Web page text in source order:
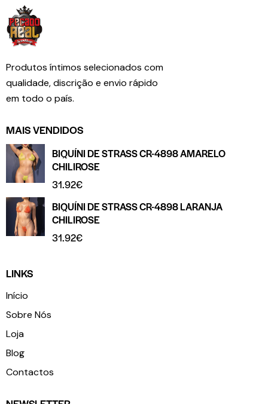
Produtos íntimos selecionados com
qualidade, discrição e envio rápido
em todo o país.
MAIS VENDIDOS
BIQUÍNI DE STRASS CR-4898 AMARELO
CHILIROSE
31.92€
BIQUÍNI DE STRASS CR-4898 LARANJA
CHILIROSE
31.92€
LINKS
Início
Sobre Nós
Loja
Blog
Contactos